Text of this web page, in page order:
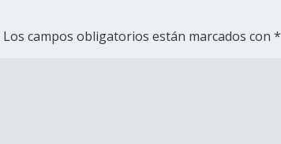
Los campos obligatorios están marcados con*